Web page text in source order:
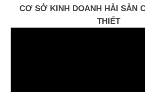
CƠ SỞ KINH DOANH HẢI SẢN
THIẾT